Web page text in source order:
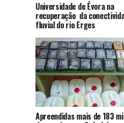
Universidade de Évora na
recuperação da
fluvial do rio Erges
Apreendidas mais de 183